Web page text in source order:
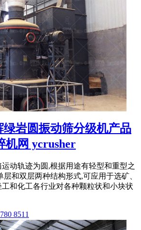
绿岩圆振动筛分级机产品
机网 ycrusher
动轨迹为圆,根据用途有轻型和重型之
层和双层两种结构形式,可应用于选矿、
和化工各行业对各种颗粒状和小块状
8511